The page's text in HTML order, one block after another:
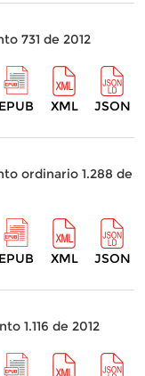
731 de 2012
EPUB XML JSON
ordinario 1.288 de
EPUB XML JSON
1.116 de 2012